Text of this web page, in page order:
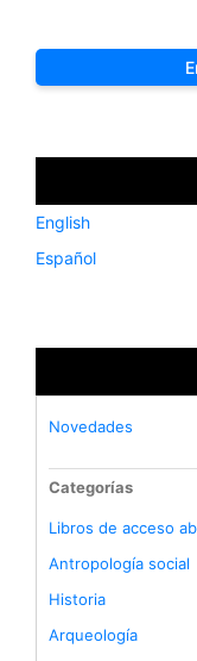
English
Español
Novedades
Categorías
Libros de acceso
Antropología social
Historia
Arqueología